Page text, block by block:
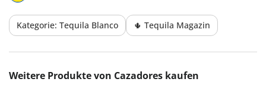
Kategorie: Tequila Blanco 🌵 Tequila Magazin
Produktgalerie überspringen
Weitere Produkte von Cazadores kaufen